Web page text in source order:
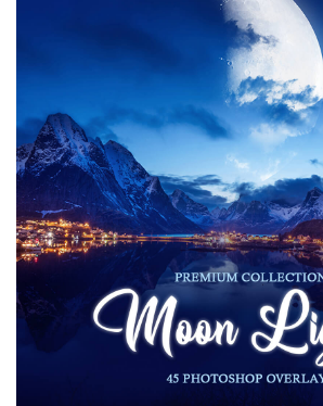
Entire Collection
Large 6000*4000px
無料ダウンロード